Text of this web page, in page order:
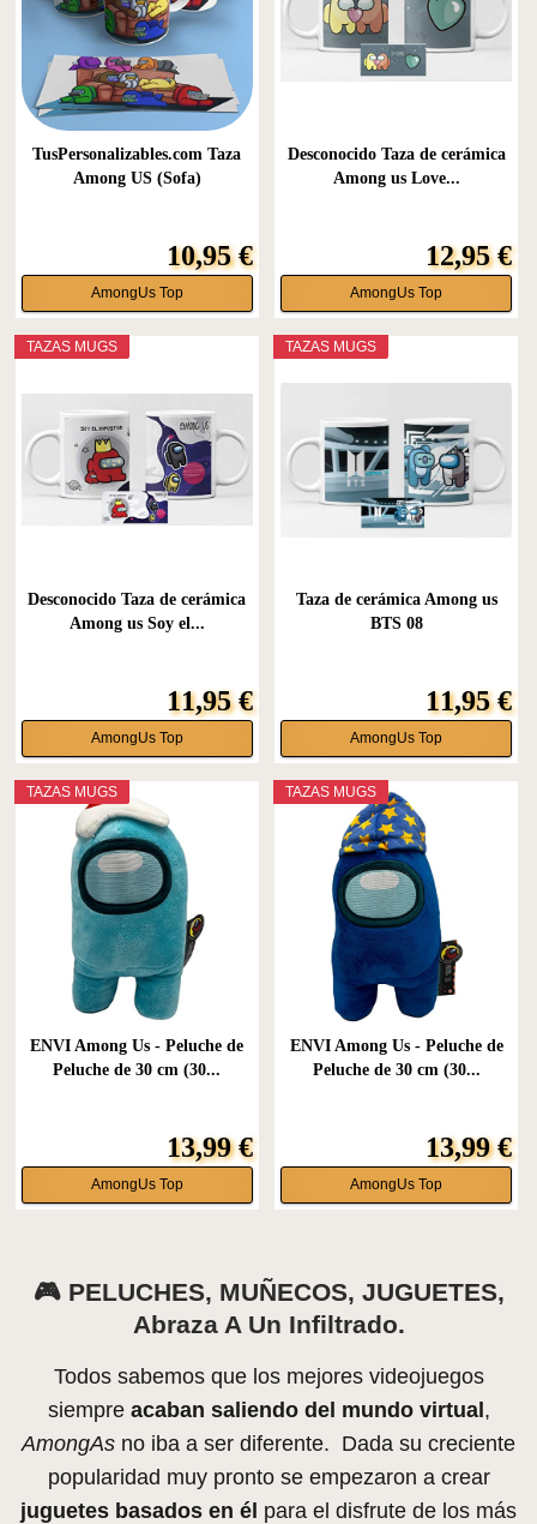
TusPersonalizables.com Taza
Among US (Sofa)
10,95 €
AmongUs Top
Desconocido Taza de cerámica
Among us Love...
12,95 €
AmongUs Top
TAZAS MUGS
Desconocido Taza de cerámica
Among us Soy el...
11,95 €
AmongUs Top
TAZAS MUGS
Taza de cerámica Among us
BTS 08
11,95 €
AmongUs Top
TAZAS MUGS
ENVI Among Us - Peluche de
Peluche de 30 cm (30...
13,99 €
AmongUs Top
TAZAS MUGS
ENVI Among Us - Peluche de
Peluche de 30 cm (30...
13,99 €
AmongUs Top
🎮 PELUCHES, MUÑECOS, JUGUETES,
Abraza A Un Infiltrado.
Todos sabemos que los mejores videojuegos
siempre acaban saliendo del mundo virtual,
AmongAs no iba a ser diferente. Dada su creciente
popularidad muy pronto se empezaron a crear
juguetes basados en él para el disfrute de los más